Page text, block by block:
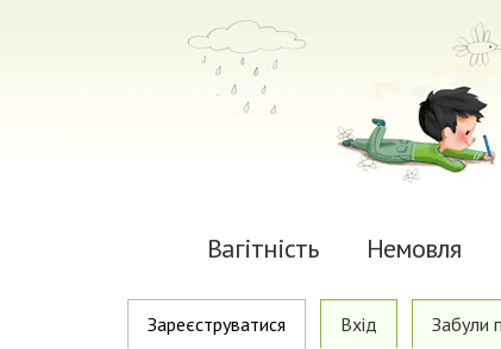
Вагітність Немовля
Primary tabs
Зареєструватися (active tab)
Вхід Забули